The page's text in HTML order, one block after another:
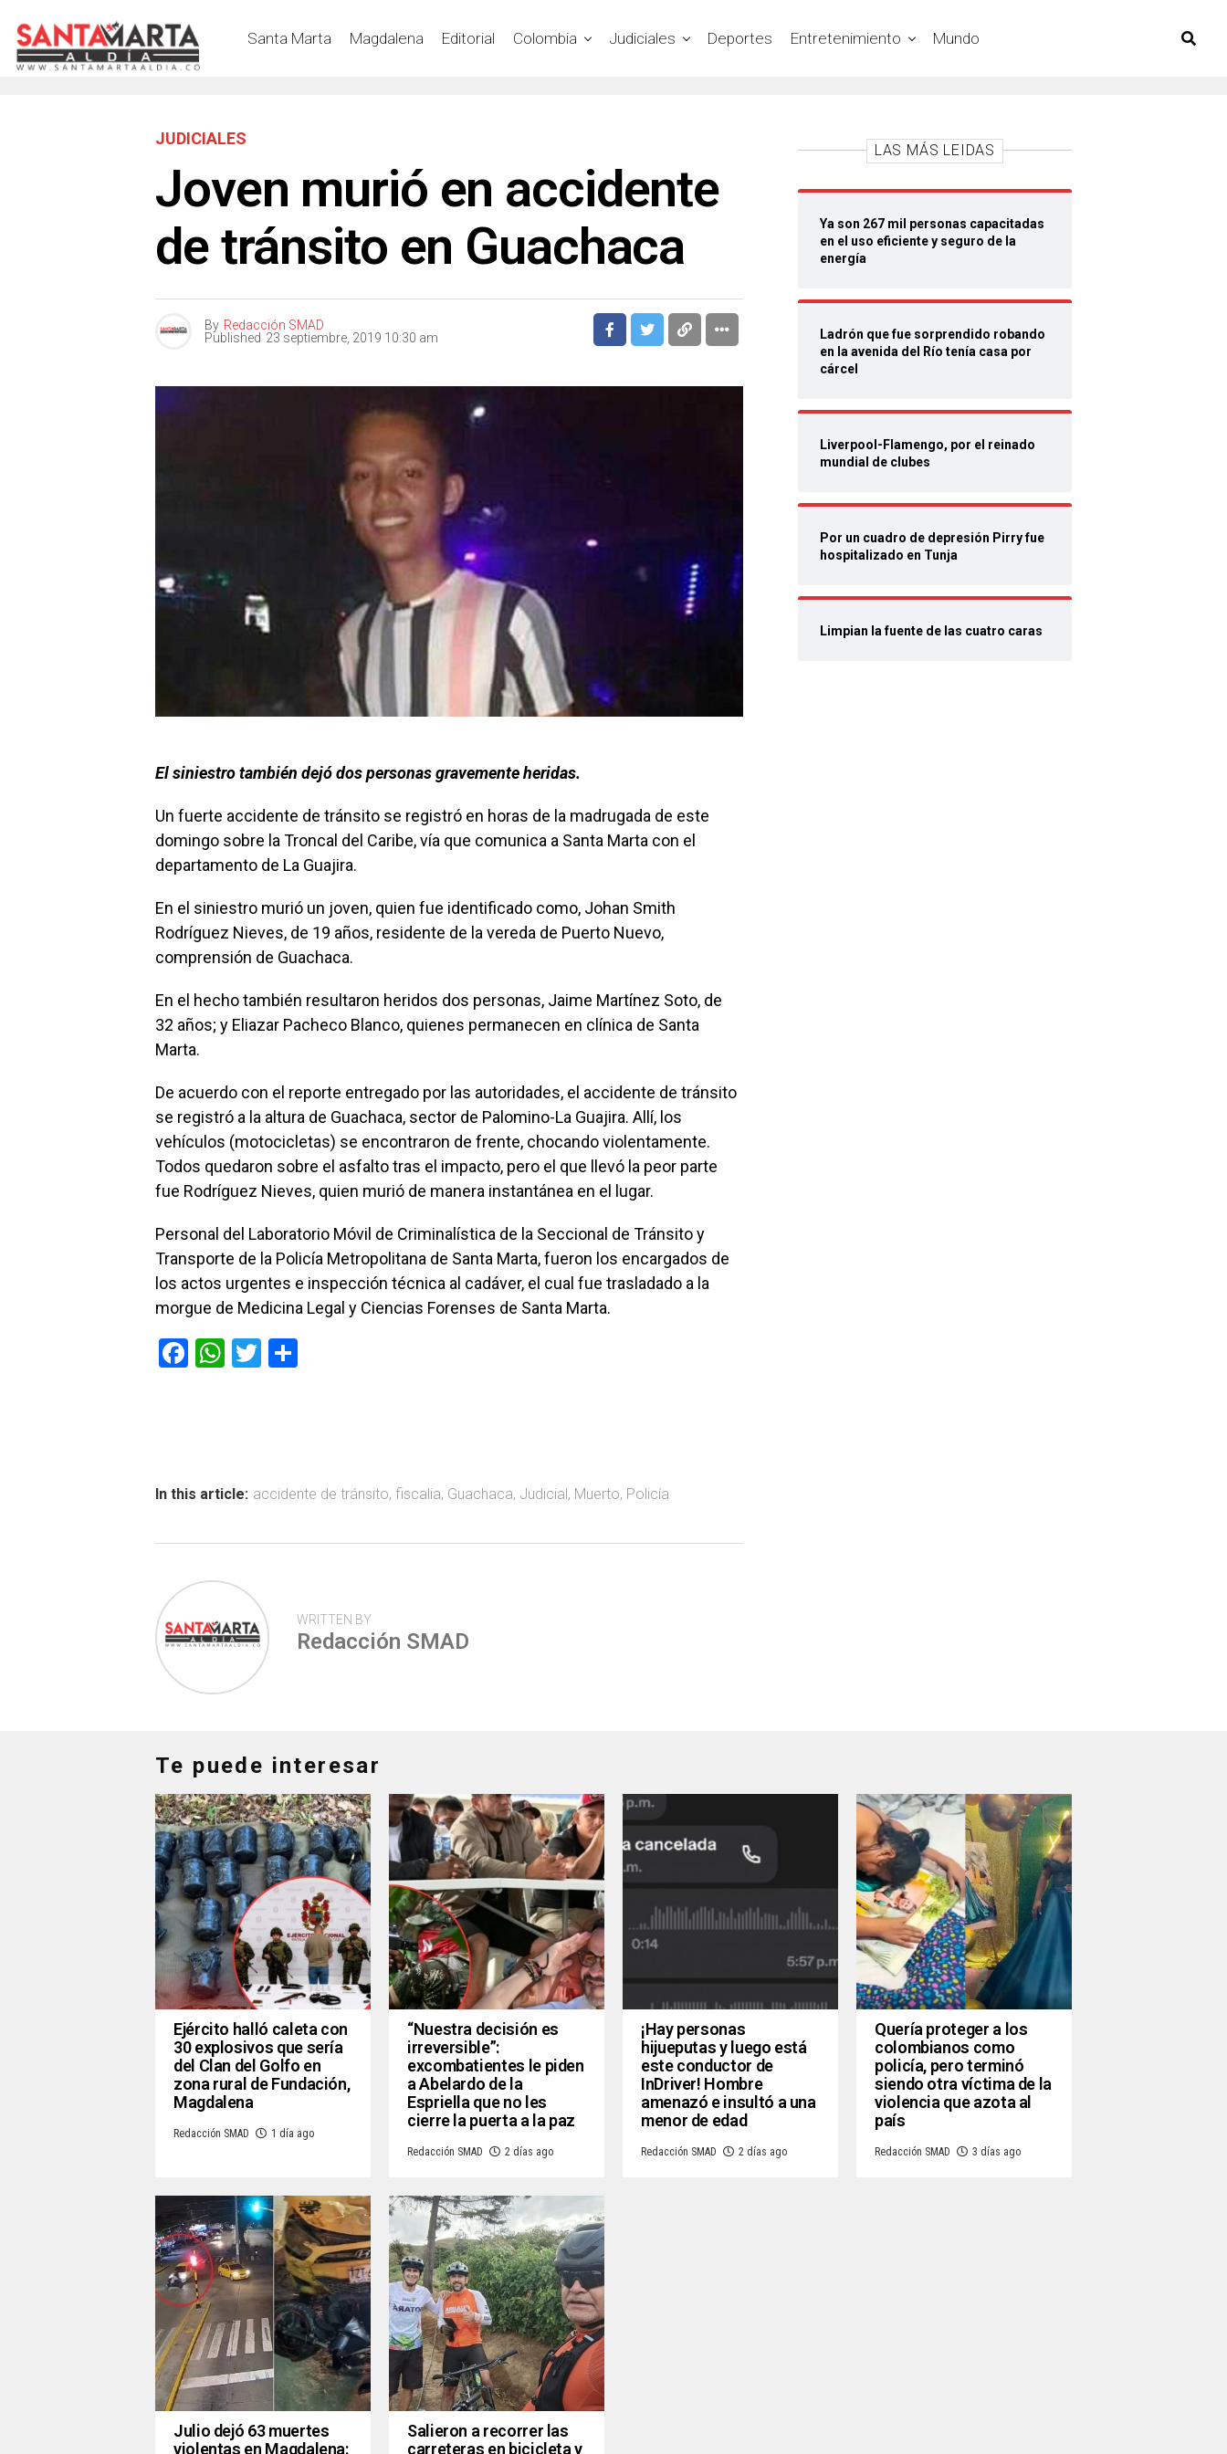
Santa Marta Magdalena Editorial Colombia Judiciales Deportes Entretenimiento Mundo
JUDICIALES
Joven murió en accidente
de tránsito en Guachaca
By Redacción SMAD
Published 23 septiembre, 2019 10:30 am
El siniestro también dejó dos personas gravemente heridas.
Un fuerte accidente de tránsito se registró en horas de la madrugada de este
domingo sobre la Troncal del Caribe, vía que comunica a Santa Marta con el
departamento de La Guajira.
En el siniestro murió un joven, quien fue identificado como, Johan Smith
Rodríguez Nieves, de 19 años, residente de la vereda de Puerto Nuevo,
comprensión de Guachaca.
En el hecho también resultaron heridos dos personas, Jaime Martínez Soto, de
32 años; y Eliazar Pacheco Blanco, quienes permanecen en clínica de Santa
Marta.
De acuerdo con el reporte entregado por las autoridades, el accidente de tránsito
se registró a la altura de Guachaca, sector de Palomino-La Guajira. Allí, los
vehículos (motocicletas) se encontraron de frente, chocando violentamente.
Todos quedaron sobre el asfalto tras el impacto, pero el que llevó la peor parte
fue Rodríguez Nieves, quien murió de manera instantánea en el lugar.
Personal del Laboratorio Móvil de Criminalística de la Seccional de Tránsito y
Transporte de la Policía Metropolitana de Santa Marta, fueron los encargados de
los actos urgentes e inspección técnica al cadáver, el cual fue trasladado a la
morgue de Medicina Legal y Ciencias Forenses de Santa Marta.
F
ok
W
p
T
tir
In this article: accidente de tránsito, fiscalia, Guachaca, Judicial, Muerto, Policía
WRITTEN BY
Redacción SMAD
LAS MÁS LEIDAS
Ya son 267 mil personas capacitadas
en el uso eficiente y seguro de la
energía
Ladrón que fue sorprendido robando
en la avenida del Río tenía casa por
cárcel
Liverpool-Flamengo, por el reinado
mundial de clubes
Por un cuadro de depresión Pirry fue
hospitalizado en Tunja
Limpian la fuente de las cuatro caras
Te puede interesar
Ejército halló caleta con
30 explosivos que sería
del Clan del Golfo en
zona rural de Fundación,
Magdalena
Redacción SMAD 1 día ago
“Nuestra decisión es
irreversible”:
excombatientes le piden
a Abelardo de la
Espriella que no les
cierre la puerta a la paz
Redacción SMAD 2 días ago
¡Hay personas
hijueputas y luego está
este conductor de
InDriver! Hombre
amenazó e insultó a una
menor de edad
Redacción SMAD 2 días ago
Quería proteger a los
colombianos como
policía, pero terminó
siendo otra víctima de la
violencia que azota al
país
Redacción SMAD 3 días ago
Julio dejó 63 muertes
violentas en Magdalena:
Salieron a recorrer las
carreteras en bicicleta y